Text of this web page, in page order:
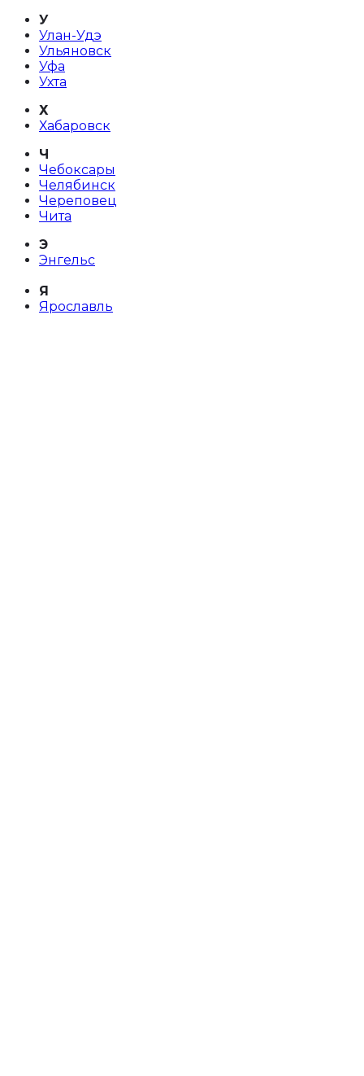
У
Улан-Удэ
Ульяновск
Уфа
Ухта
Х
Хабаровск
Ч
Чебоксары
Челябинск
Череповец
Чита
Э
Энгельс
Я
Ярославль